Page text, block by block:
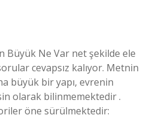
Büyük Ne Var net şekilde ele
cevapsız kalıyor. Metnin
büyük bir yapı, evrenin
olarak bilinmemektedir .
öne sürülmektedir: